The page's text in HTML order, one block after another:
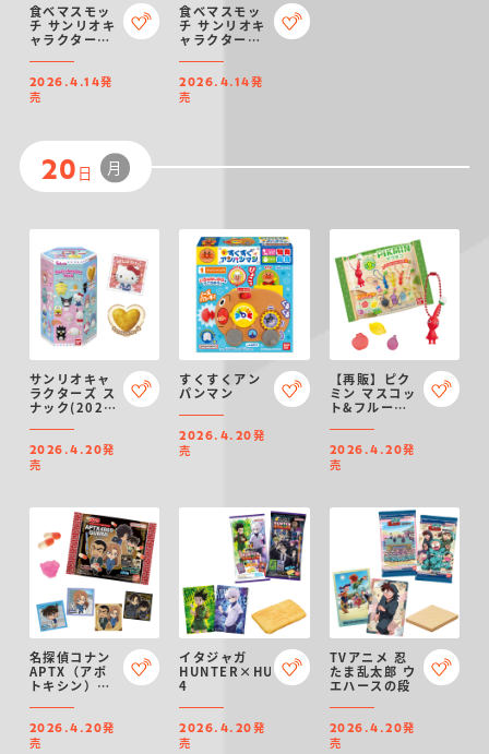
食べマスモッ
チ サンリオキ
ャラクターズ
&クロミ
2026
2026.4.14発
売
食べマスモッ
チ サンリオキ
ャラクターズ
ン&ポチャッ
コ 2026
2026.4.14発
売
20 日 月
サンリオキャ
ラクターズ ス
ナック(2026
アル)
2026.4.20発
売
すくすくアン
パンマン
2026.4.20発
売
【再販】ピク
ミン マスコッ
ト&フルーツ
（2025リニ
ューアル）
2026.4.20発
売
名探偵コナン
APTX（アポ
トキシン）
2026～
2026.4.20発
売
イタジャガ
HUNTER×HUNTER
4
2026.4.20発
売
TVアニメ 忍
たま乱太郎 ウ
エハースの段
2026.4.20発
売